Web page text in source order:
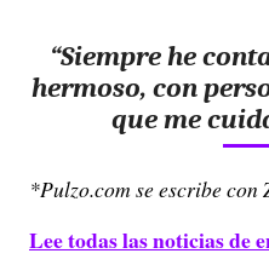
“Siempre he
hermoso, con
que me
*Pulzo.com se escribe con
Lee todas las noticias de